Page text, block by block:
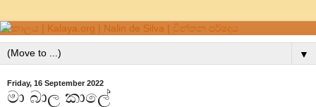
▼
Friday, 16 September 2022
මා බාල කාලේ